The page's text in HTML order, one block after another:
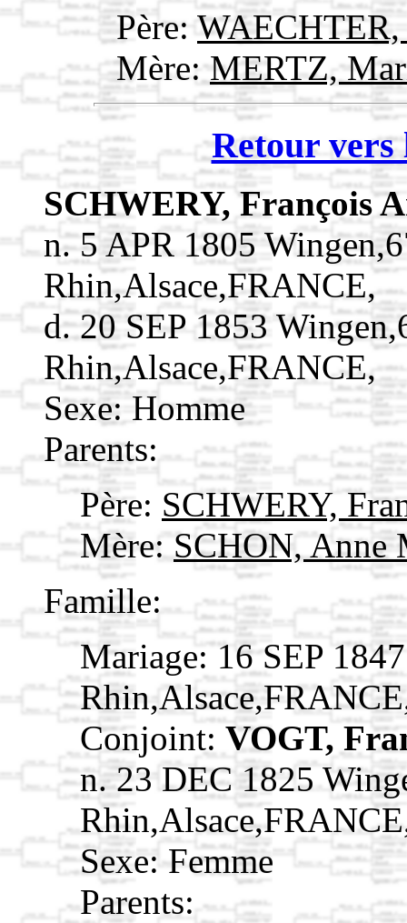
Père: WAECHTER,
Mère:MERTZ,
Retour vers
SCHWERY, François
n. 5 APR 1805
Rhin,Alsace,FRANCE,
d. 20 SEP 1853
Rhin,Alsace,FRANCE,
Sexe: Homme
Parents:
Père: SCHWERY,
Mère: SCHON, Anne
Famille:
Mariage: 16 SEP
Conjoint: VOGT,
n. 23 DEC 1825
Sexe: Femme
Parents: